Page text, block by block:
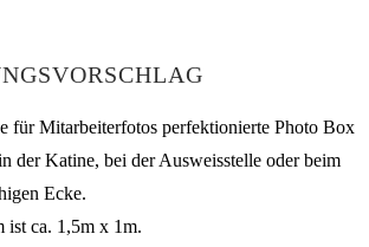
für Mitarbeiterfotos perfektionierte Photo Box
der Katine, bei der Ausweisstelle oder beim
Ecke.
ist ca. 1,5m x 1m.